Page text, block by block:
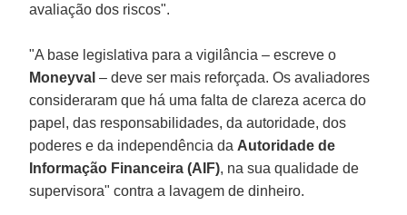
avaliação dos riscos".
"A base legislativa para a vigilância – escreve o
Moneyval– deve ser mais reforçada. Os avaliadores
consideraram que há uma falta de clareza acerca do
papel, das responsabilidades, da autoridade, dos
poderes e da independência da Autoridade de
Informação Financeira (AIF), na sua qualidade de
supervisora" contra a lavagem de dinheiro.